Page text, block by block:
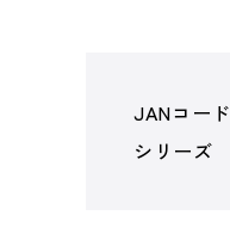
JANコード
シリーズ